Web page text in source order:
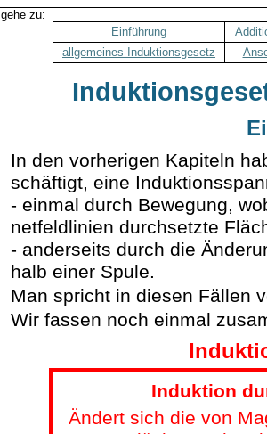
gehe zu:
Einführung
allgemeines Induktionsgesetz
In den vorherigen Kapiteln
schäftigt, eine
- einmal durch Bewegung,
netfeldlinien durchsetzte
- anderseits durch die
halb einer Spule.
Man spricht in diesen Fällen
Wir fassen noch einmal
Induktion
Ändert sich die von